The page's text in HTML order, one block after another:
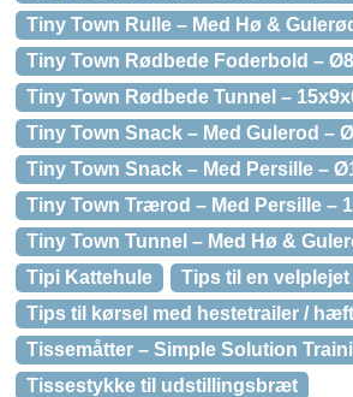
Tiny Town Rulle – Med Hø &
Tiny Town Rødbede Foderbold –
Tiny Town Rødbede Tunnel –
Tiny Town Snack – Med Gulerod –
Tiny Town Snack – Med Persille –
Tiny Town Trærod – Med Persille –
Tiny Town Tunnel – Med Hø &
Tipi Kattehule
Tips til en
Tips til kørsel med hestetrailer /
Tissemåtter – Simple Solution
Tissestykke til udstillingsbræt